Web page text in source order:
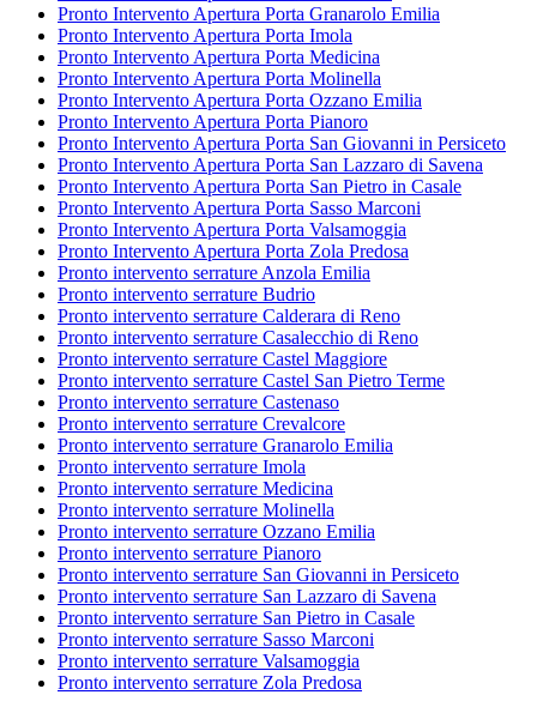
Pronto Intervento Apertura Porta Granarolo Emilia
Pronto Intervento Apertura Porta Imola
Pronto Intervento Apertura Porta Medicina
Pronto Intervento Apertura Porta Molinella
Pronto Intervento Apertura Porta Ozzano Emilia
Pronto Intervento Apertura Porta Pianoro
Pronto Intervento Apertura Porta San Giovanni in Persiceto
Pronto Intervento Apertura Porta San Lazzaro di Savena
Pronto Intervento Apertura Porta San Pietro in Casale
Pronto Intervento Apertura Porta Sasso Marconi
Pronto Intervento Apertura Porta Valsamoggia
Pronto Intervento Apertura Porta Zola Predosa
Pronto intervento serrature Anzola Emilia
Pronto intervento serrature Budrio
Pronto intervento serrature Calderara di Reno
Pronto intervento serrature Casalecchio di Reno
Pronto intervento serrature Castel Maggiore
Pronto intervento serrature Castel San Pietro Terme
Pronto intervento serrature Castenaso
Pronto intervento serrature Crevalcore
Pronto intervento serrature Granarolo Emilia
Pronto intervento serrature Imola
Pronto intervento serrature Medicina
Pronto intervento serrature Molinella
Pronto intervento serrature Ozzano Emilia
Pronto intervento serrature Pianoro
Pronto intervento serrature San Giovanni in Persiceto
Pronto intervento serrature San Lazzaro di Savena
Pronto intervento serrature San Pietro in Casale
Pronto intervento serrature Sasso Marconi
Pronto intervento serrature Valsamoggia
Pronto intervento serrature Zola Predosa